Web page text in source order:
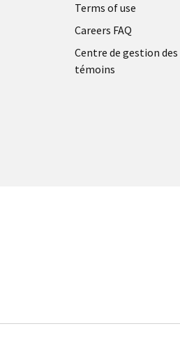
Terms of use
Careers FAQ
Centre de gestion des
témoins